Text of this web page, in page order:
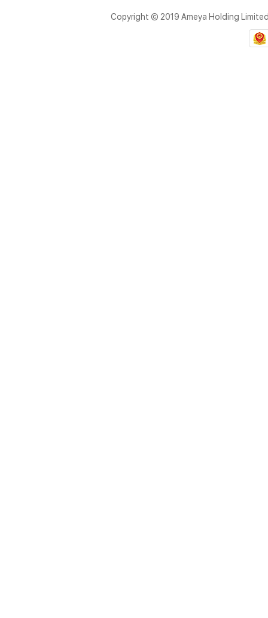
Copyright © 2019 Ameya Holding